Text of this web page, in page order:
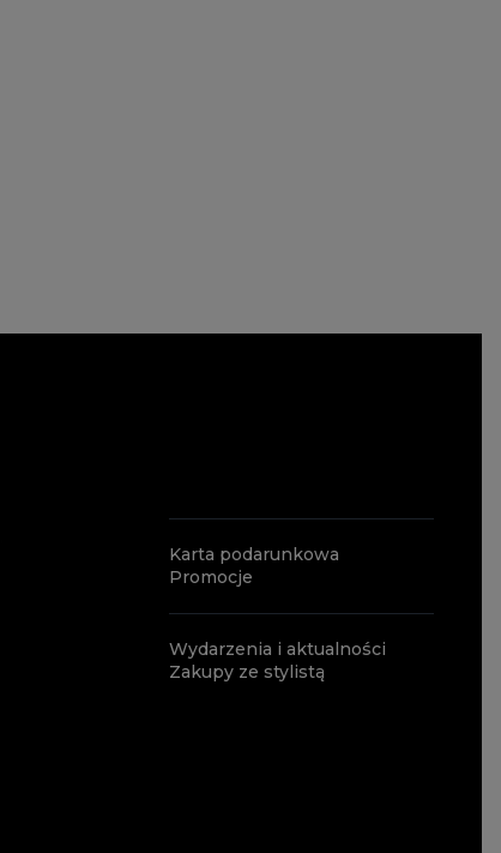
Karta podarunkowa
Promocje
Wydarzenia i aktualności
Zakupy ze stylistą